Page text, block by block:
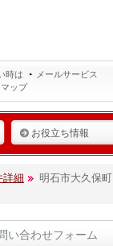
時は
メールサービス
ップ
お役立ち情報
詳細
明石市大久保町
い合わせフォーム